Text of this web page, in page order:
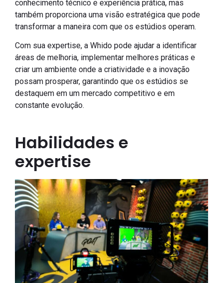
conhecimento técnico e experiência prática, mas
também proporciona uma visão estratégica que pode
transformar a maneira com que os estúdios operam.
Com sua expertise, a Whido pode ajudar a identificar
áreas de melhoria, implementar melhores práticas e
criar um ambiente onde a criatividade e a inovação
possam prosperar, garantindo que os estúdios se
destaquem em um mercado competitivo e em
constante evolução.
Habilidades e
expertise